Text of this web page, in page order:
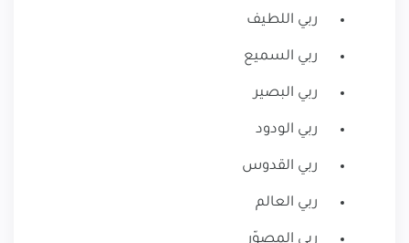
ربي اللطيف
ربي السميع
ربي البصير
ربي الودود
ربي القدوس
ربي العالم